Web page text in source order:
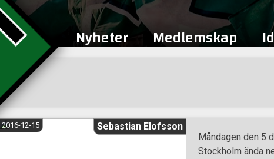
Nyheter Medlemskap
2016-12-15
Sebastian Elofsson
Måndagen den 5
Stockholm ända